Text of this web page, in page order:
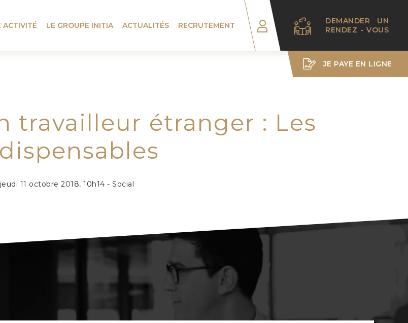
ACTIVITÉ LE GROUPE INITIA ACTUALITÉS RECRUTEMENT
DEMANDER UN
RENDEZ - VOUS
JE PAYE EN LIGNE
travailleur étranger : Les
jeudi 11 octobre 2018, 10h14 - Social